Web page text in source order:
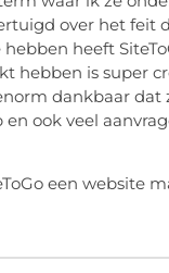
over het
heeft
hebben is super
dankbaar
ook veel
een website